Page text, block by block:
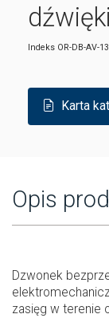
Indeks OR-DB-AV-
Karta
Opis
Dzwonek
zasięg w terenie